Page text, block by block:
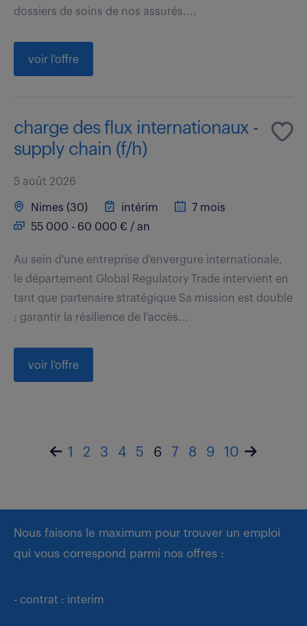
dossiers de soins de nos assurés....
voir l'offre
charge des flux internationaux -
supply chain (f/h)
5 août 2026
Nimes (30) intérim
7 mois
55 000 - 60 000 € / an
Au sein d'une entreprise d'envergure internationale,
le département Global Regulatory Trade intervient en
tant que partenaire stratégique Sa mission est double
: garantir la résilience de l'accès...
voir l'offre
1 2 3 4 5 6 7 8 9 10
Nous faisons le maximum pour trouver un emploi
qui vous correspond parmi nos offres :
- contrat : interim